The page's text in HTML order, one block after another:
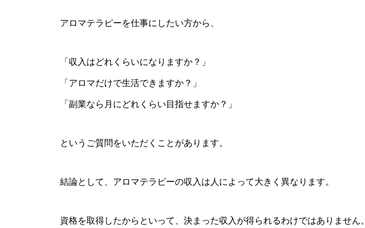
アロマテラピーを仕事にしたい方から、
「収入はどれくらいになりますか？」
「アロマだけで生活できますか？」
「副業なら月にどれくらい目指せますか？」
というご質問をいただくことがあります。
結論として、アロマテラピーの収入は人によって大きく異なります。
資格を取得したからといって、決まった収入が得られるわけではありません。